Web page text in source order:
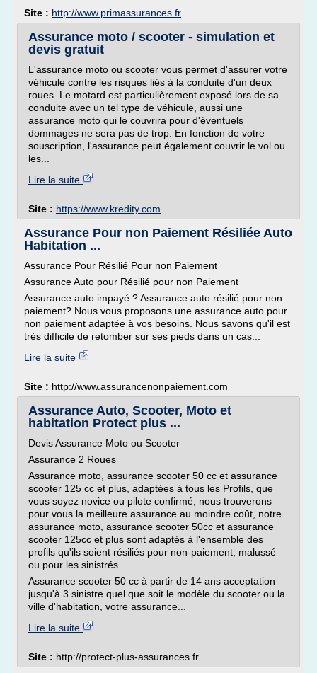
Site : http://www.primassurances.fr
Assurance moto / scooter - simulation et
devis gratuit
L'assurance moto ou scooter vous permet d'assurer votre
véhicule contre les risques liés à la conduite d'un deux
roues. Le motard est particulièrement exposé lors de sa
conduite avec un tel type de véhicule, aussi une
assurance moto qui le couvrira pour d'éventuels
dommages ne sera pas de trop. En fonction de votre
souscription, l'assurance peut également couvrir le vol ou
les...
Lire la suite
Site : https://www.kredity.com
Assurance Pour non Paiement Résiliée Auto
Habitation ...
Assurance Pour Résilié Pour non Paiement
Assurance Auto pour Résilié pour non Paiement
Assurance auto impayé ? Assurance auto résilié pour non
paiement? Nous vous proposons une assurance auto pour
non paiement adaptée à vos besoins. Nous savons qu'il est
très difficile de retomber sur ses pieds dans un cas...
Lire la suite
Site : http://www.assurancenonpaiement.com
Assurance Auto, Scooter, Moto et
habitation Protect plus ...
Devis Assurance Moto ou Scooter
Assurance 2 Roues
Assurance moto, assurance scooter 50 cc et assurance
scooter 125 cc et plus, adaptées à tous les Profils, que
vous soyez novice ou pilote confirmé, nous trouverons
pour vous la meilleure assurance au moindre coût, notre
assurance moto, assurance scooter 50cc et assurance
scooter 125cc et plus sont adaptés à l'ensemble des
profils qu'ils soient résiliés pour non-paiement, malussé
ou pour les sinistrés.
Assurance scooter 50 cc à partir de 14 ans acceptation
jusqu'à 3 sinistre quel que soit le modèle du scooter ou la
ville d'habitation, votre assurance...
Lire la suite
Site : http://protect-plus-assurances.fr